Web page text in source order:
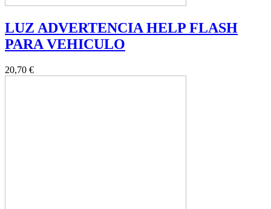
LUZ ADVERTENCIA HELP FLASH
PARA VEHICULO
20,70 €